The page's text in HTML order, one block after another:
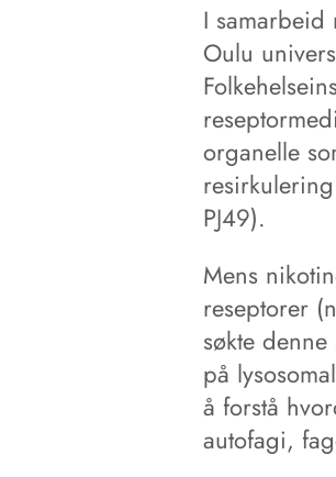
I samarbeid
Oulu
organelle
PJ49).
Mens
reseptorer
søkte
på
å forstå
autofagi,